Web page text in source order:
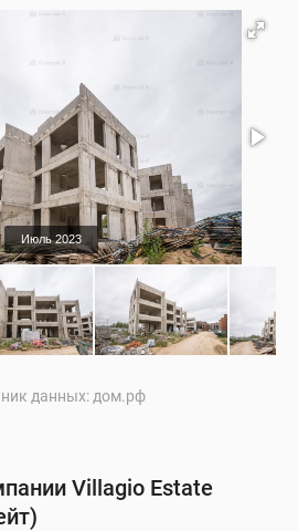
Июль 2023
данных: дом.рф
Villagio Estate